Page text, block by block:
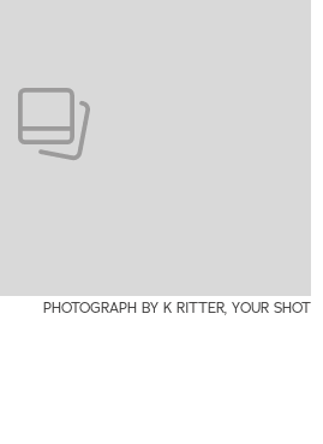
PHOTOGRAPH BY K RITTER, YOUR SHOT